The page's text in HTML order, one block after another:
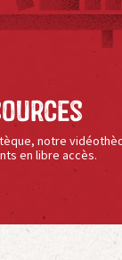
notre
en libre accès.